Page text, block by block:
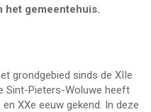
het gemeentehuis.
grondgebied sinds de XIIe
Sint-Pieters-Woluwe heeft
XXe eeuw gekend. In deze